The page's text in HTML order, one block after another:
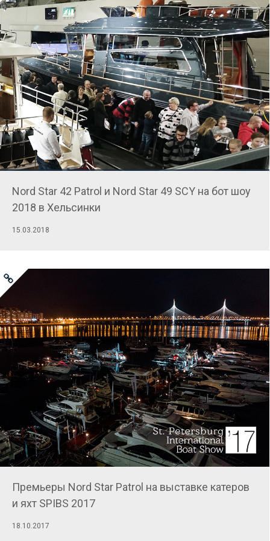
Nord Star 42 Patrol и Nord Star 49 SCY на бот шоу
2018 в Хельсинки
15.03.2018
Премьеры Nord Star Patrol на выставке катеров
и яхт SPIBS 2017
18.10.2017